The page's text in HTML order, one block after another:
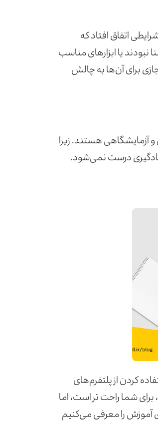
اتفاق افتاد که
نبودند یا ابزارهای مناسب
برای آن‌ها به چالش
و آزمایشگاهی هستند. زیرا
درست نمی‌شود.
کردن از پلتفرم‌های
برای شما راحت تر است، اما
آموزش را معرفی می‌کنیم